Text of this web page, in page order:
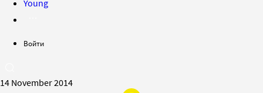
Young
Войти
14 November 2014